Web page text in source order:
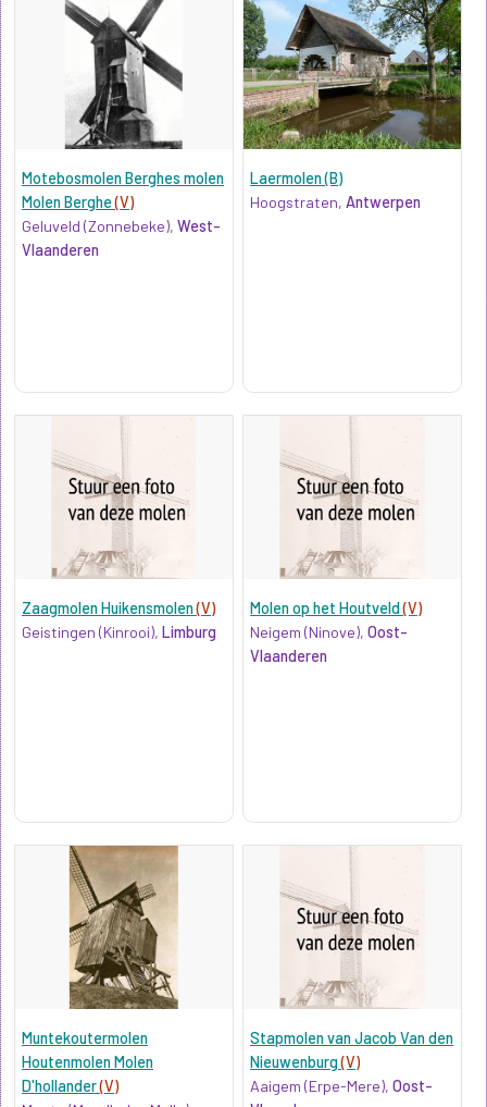
Motebosmolen Berghes molen
Molen Berghe(V)
Geluveld (Zonnebeke), West-
Vlaanderen
Laermolen (B)
Hoogstraten,Antwerpen
Zaagmolen Huikensmolen(V)
Geistingen (Kinrooi), Limburg
Molen op het Houtveld(V)
Neigem (Ninove),Oost-
Vlaanderen
Muntekoutermolen
Houtenmolen Molen
D'hollander(V)
Stapmolen van Jacob Van den
Nieuwenburg(V)
Aaigem (Erpe-Mere),Oost-